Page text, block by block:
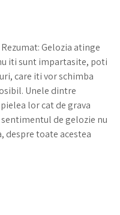
Gelozia atinge
iti sunt impartasite, poti
care iti vor schimba
Unele dintre
lor cat de grava
de gelozie nu
despre toate acestea